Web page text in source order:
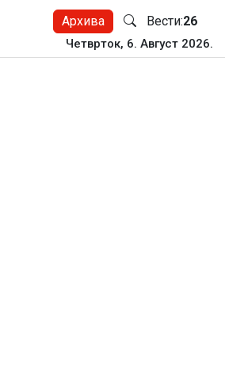
Архива Вести:26
Четврток, 6. Август 2026.